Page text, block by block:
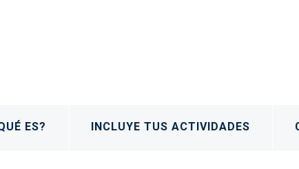
ES? INCLUYE TUS ACTIVIDADES